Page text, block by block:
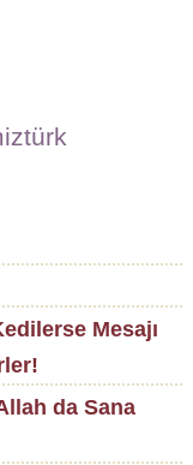
Mesajı
da Sana